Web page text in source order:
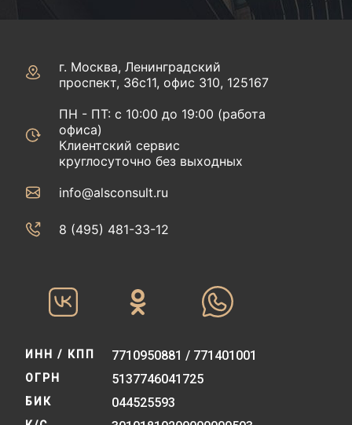
г. Москва, Ленинградский
проспект, 36с11, офис 310, 125167
ПН - ПТ: с 10:00 до 19:00 (работа
офиса)
Клиентский сервис
круглосуточно без выходных
info@alsconsult.ru
8 (495) 481-33-12‬‬
ИНН / КПП 7710950881 / 771401001
ОГРН 5137746041725
БИК 044525593